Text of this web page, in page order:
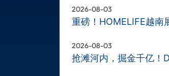
2026-08-03
2026-08-03